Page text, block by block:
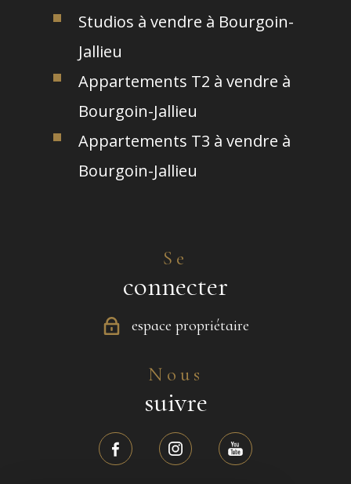
Studios à vendre à Bourgoin-
Jallieu
Appartements T2 à vendre à
Bourgoin-Jallieu
Appartements T3 à vendre à
Bourgoin-Jallieu
Se
connecter
espace propriétaire
Nous
suivre